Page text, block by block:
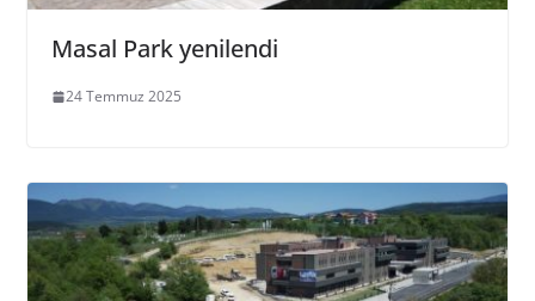
Masal Park yenilendi
24 Temmuz 2025